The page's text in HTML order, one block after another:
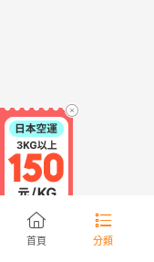
首頁 分類